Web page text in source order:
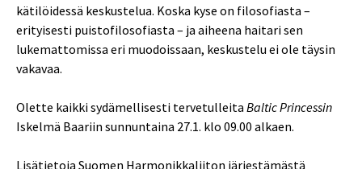
kätilöidessä keskustelua. Koska kyse on filosofiasta –
erityisesti puistofilosofiasta – ja aiheena haitari sen
lukemattomissa eri muodoissaan, keskustelu ei ole täysin
vakavaa.
Olette kaikki sydämellisesti tervetulleita Baltic Princessin
Iskelmä Baariin sunnuntaina 27.1. klo 09.00 alkaen.
Lisätietoja Suomen Harmonikkaliiton järjestämästä